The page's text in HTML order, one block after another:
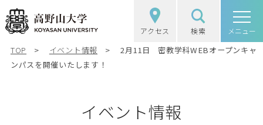
アクセス
検索
メニュー
高野山大学の概要
TOP イベント情報
2月11日 密教学科WEBオープンキャ
ンパスを開催いたします！
イベント情報